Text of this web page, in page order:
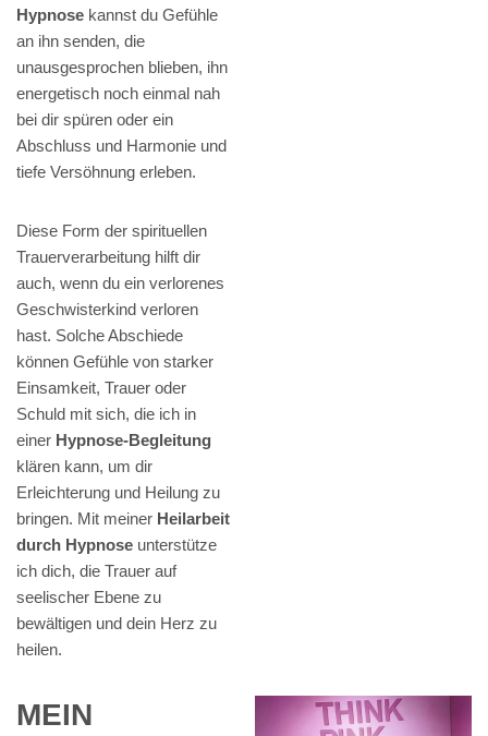
Hypnose kannst du Gefühle
an ihn senden, die
unausgesprochen blieben, ihn
energetisch noch einmal nah
bei dir spüren oder ein
Abschluss und Harmonie und
tiefe Versöhnung erleben.
Diese Form der spirituellen
Trauerverarbeitung hilft dir
auch, wenn du ein verlorenes
Geschwisterkind verloren
hast. Solche Abschiede
können Gefühle von starker
Einsamkeit, Trauer oder
Schuld mit sich, die ich in
einer Hypnose-Begleitung
klären kann, um dir
Erleichterung und Heilung zu
bringen. Mit meiner Heilarbeit
durch Hypnose unterstütze
ich dich, die Trauer auf
seelischer Ebene zu
bewältigen und dein Herz zu
heilen.
MEIN